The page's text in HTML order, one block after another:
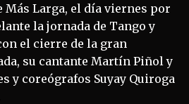
Más Larga, el día viernes por
la jornada de Tango y
el cierre de la gran
su cantante Martín Piñol y
y coreógrafos Suyay Quiroga